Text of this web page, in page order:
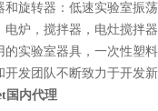
旋转器：低速实验室振
炉，搅拌器，电灶搅拌
实验室器具，一次性塑料
发团队不断致力于开发
国内代理